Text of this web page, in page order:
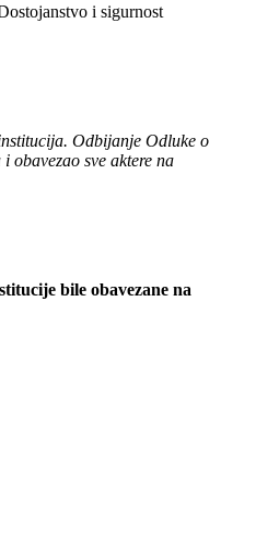
i sigurnost
Odbijanje Odluke o
sve aktere na
bile obavezane na